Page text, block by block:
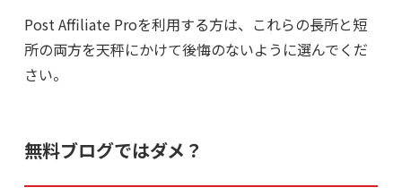
Post Affiliate Proを利用する方は、これらの長所と短
所の両方を天秤にかけて後悔のないように選んでくだ
さい。
無料ブログではダメ？